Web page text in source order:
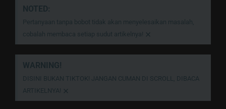
NOTED:
Pertanyaan tanpa bobot tidak akan menyelesaikan masalah,
cobalah membaca setiap sudut artikelnya!
×
WARNING!
DISINI BUKAN TIKTOK! JANGAN CUMAN DI SCROLL, DIBACA
ARTIKELNYA!
×